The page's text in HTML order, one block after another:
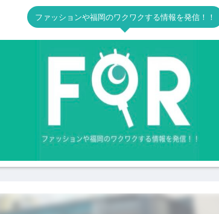
ファッションや福岡のワクワクする情報を発信！！